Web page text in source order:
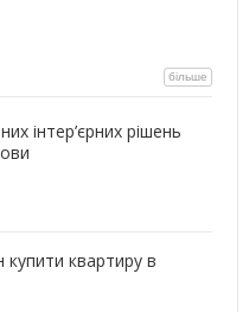
більше
інтер’єрних рішень
купити квартиру в